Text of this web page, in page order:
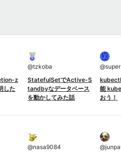
z
した
@tzkoba
StatefulSetでActive-S
tandbyなデータベース
を動かしてみた話
@
kubectl
能
おう！
@nasa9084
@